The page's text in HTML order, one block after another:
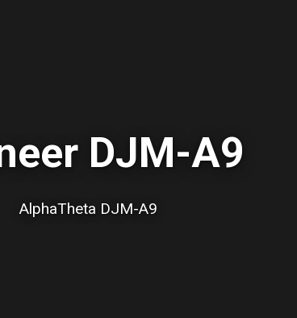
DJM-A9
AlphaTheta DJM-A9